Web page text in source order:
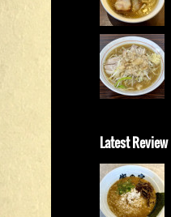
Latest Review